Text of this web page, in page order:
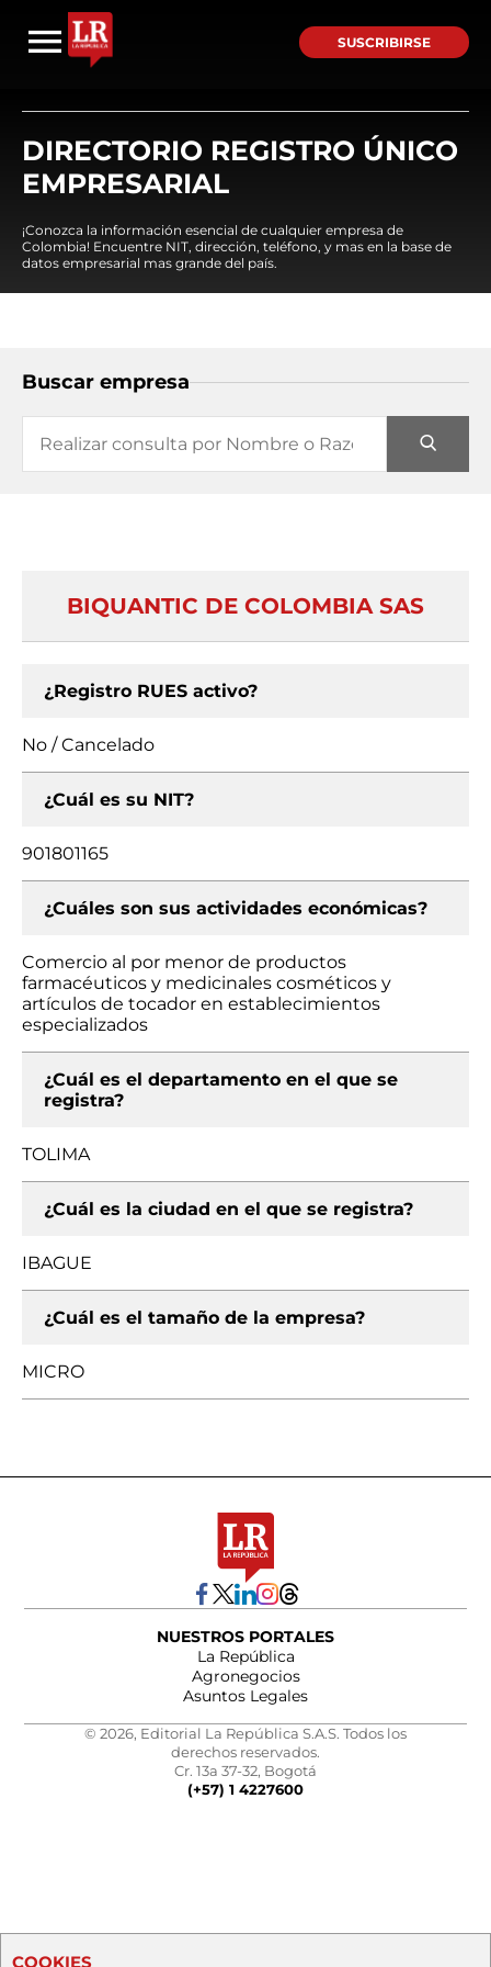
SUSCRIBIRSE
DIRECTORIO REGISTRO ÚNICO
EMPRESARIAL
¡Conozca la información esencial de cualquier empresa de
Colombia! Encuentre NIT, dirección, teléfono, y mas en la base de
datos empresarial mas grande del país.
Buscar empresa
BIQUANTIC DE COLOMBIA SAS
¿Registro RUES activo?
No / Cancelado
¿Cuál es su NIT?
901801165
¿Cuáles son sus actividades económicas?
Comercio al por menor de productos
farmacéuticos y medicinales cosméticos y
artículos de tocador en establecimientos
especializados
¿Cuál es el departamento en el que se
registra?
TOLIMA
¿Cuál es la ciudad en el que se registra?
IBAGUE
¿Cuál es el tamaño de la empresa?
MICRO
NUESTROS PORTALES
La República
Agronegocios
Asuntos Legales
© 2026, Editorial La República S.A.S. Todos los
derechos reservados.
Cr. 13a 37-32, Bogotá
(+57) 1 4227600
COOKIES